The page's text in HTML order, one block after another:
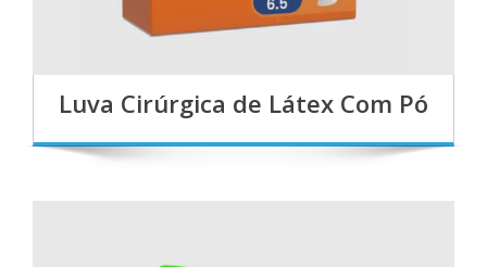
Luva Cirúrgica de Látex Com Pó